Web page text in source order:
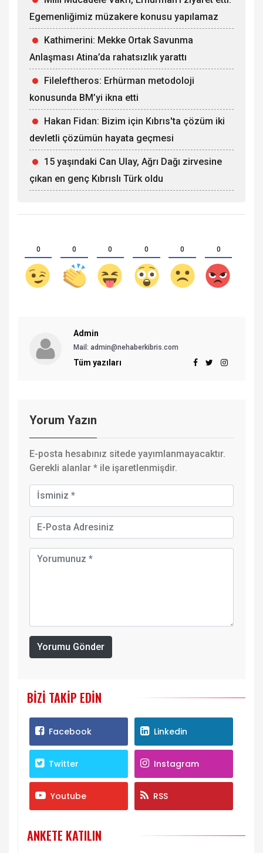
Egemenliğimiz müzakere konusu yapılamaz
Kathimerini: Mekke Ortak Savunma
Anlaşması Atina’da rahatsızlık yarattı
Fileleftheros: Erhürman metodoloji
konusunda BM’yi ikna etti
Hakan Fidan: Bizim için Kıbrıs'ta çözüm iki
devletli çözümün hayata geçmesi
15 yaşındaki Can Ulay, Ağrı Dağı zirvesine
çıkan en genç Kıbrıslı Türk oldu
0 0 0 0 0 0
Admin
Mail: admin@nehaberkibris.com
Tüm yazıları
Yorum Yazın
E-posta hesabınız sitede yayımlanmayacaktır.
Gerekli alanlar * ile işaretlenmişdir.
Yorumu Gönder
BIZI TAKIP EDIN
Facebook Linkedin
Twitter Instagram
Youtube RSS
ANKETE KATILIN